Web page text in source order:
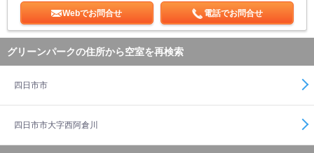
Webでお問合せ 電話でお問合せ
グリーンパークの住所から空室を再検索
四日市市
四日市市大字西阿倉川